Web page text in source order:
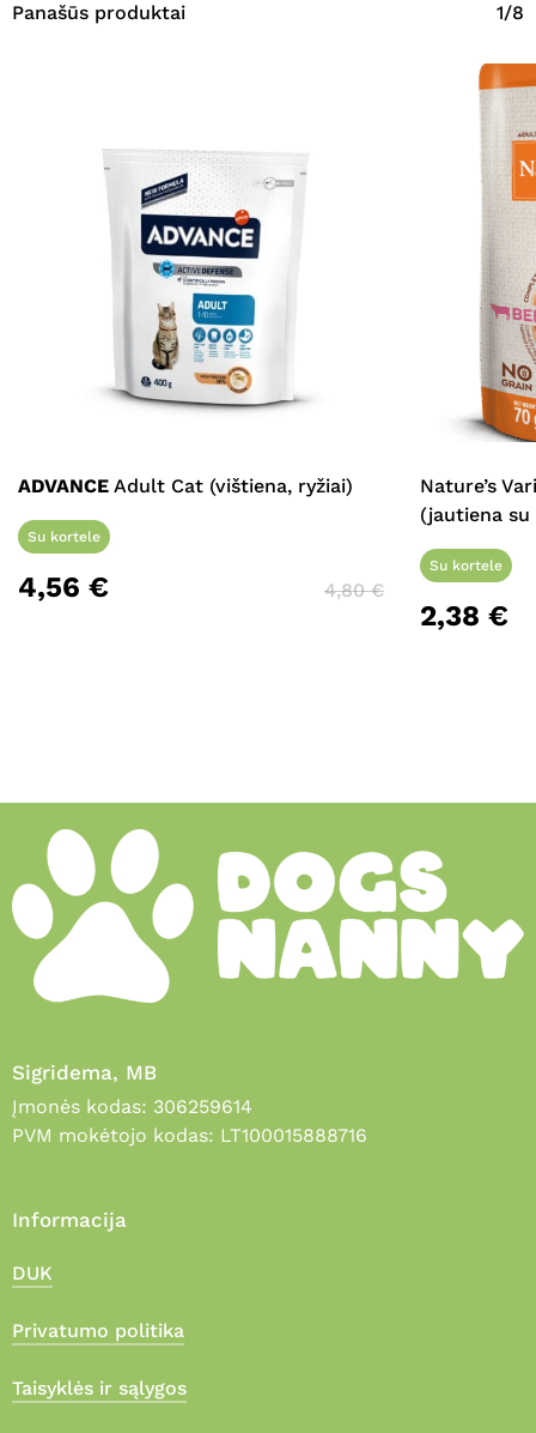
Panašūs produktai 1/8
ADVANCE Adult Cat (vištiena, ryžiai)
Su kortele
4,56 € 4,80€
Nature’s
(jautiena su
Su kortele
2,38 €
Sigridema, MB
Įmonės kodas: 306259614
PVM mokėtojo kodas: LT100015888716
Informacija
DUK
Privatumo politika
Taisyklės ir sąlygos